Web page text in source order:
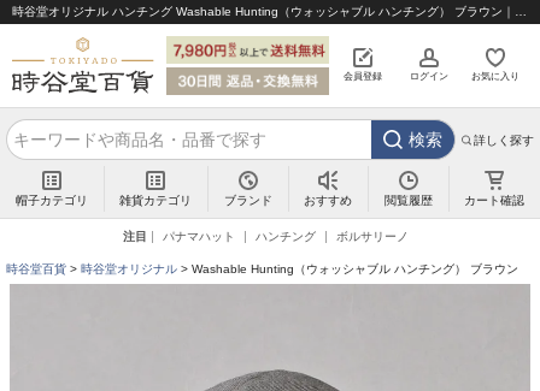
会員登録 ログイン お気に入り
検索 詳しく探す
帽子カテゴリ 雑貨カテゴリ ブランド おすすめ 閲覧履歴 カート確認
注目 パナマハット ハンチング ボルサリーノ
時谷堂百貨 時谷堂オリジナル Washable Hunting（ウォッシャブル ハンチング） ブラウン